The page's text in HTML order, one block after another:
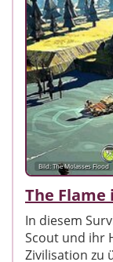
Bild: The Molasses Flood
The Flame
In diesem
Scout und ihr
Zivilisation zu